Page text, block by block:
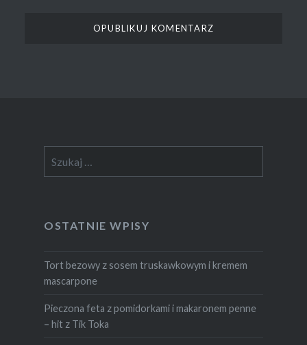
OSTATNIE WPISY
Tort bezowy z sosem truskawkowym i kremem
mascarpone
Pieczona feta z pomidorkami i makaronem penne
– hit z Tik Toka